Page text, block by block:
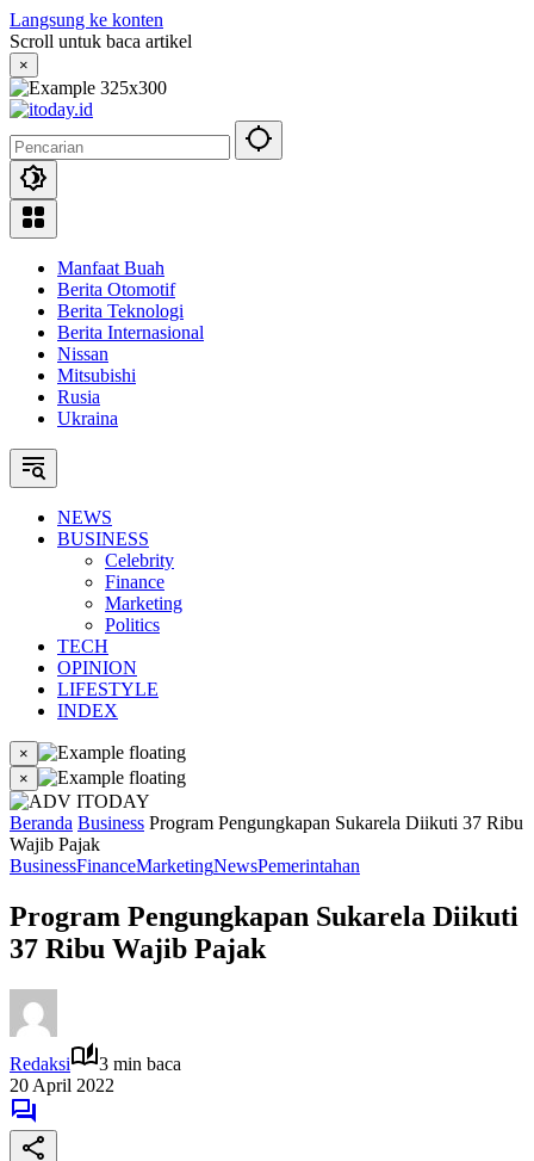
Langsung ke konten
Scroll untuk baca artikel
×
Manfaat Buah
Berita Otomotif
Berita Teknologi
Berita Internasional
Nissan
Mitsubishi
Rusia
Ukraina
NEWS
BUSINESS
Celebrity
Finance
Marketing
Politics
TECH
OPINION
LIFESTYLE
INDEX
×
×
Beranda Business Program Pengungkapan Sukarela Diikuti 37 Ribu
Wajib Pajak
BusinessFinanceMarketingNewsPemerintahan
Program Pengungkapan Sukarela Diikuti
37 Ribu Wajib Pajak
Redaksi
3 min baca
20 April 2022